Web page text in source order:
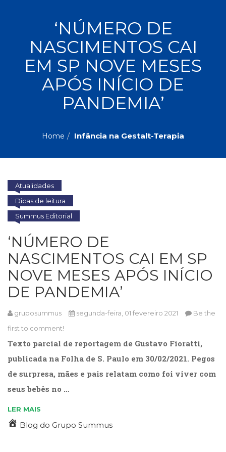
Administração,
RH
Astrologia
Atualidades,
(95)
Depoimentos,
Vivências
(104)
Ciências
Sociais
(102)
Cinema
(23)
Comportamento
(418)
Comunicação
Corpo
(226)
Crescimento
(222)
Criatividade
Culinária,
Alimentação
PROMOÇÕES
MAIS
AUTORES
‘NÚMERO DE
NASCIMENTOS CAI
EM SP NOVE MESES
APÓS INÍCIO DE
PANDEMIA’
Home Infância na Gestalt-Terapia
Atualidades
Dicas de leitura
Summus Editorial
‘NÚMERO DE
NASCIMENTOS CAI EM SP
NOVE MESES APÓS INÍCIO
DE PANDEMIA’
gruposummus segunda-feira, 01 fevereiro 2021
Be the
first to comment!
Texto parcial de reportagem de Gustavo Fioratti,
publicada na Folha de S. Paulo em 30/02/2021. Pegos
de surpresa, mães e pais relatam como foi viver com
seus bebês no …
LER MAIS
Blog do Grupo Summus